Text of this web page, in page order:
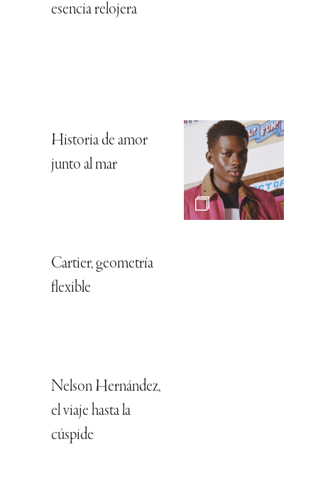
esencia relojera
Historia de amor
junto al mar
Cartier, geometría
flexible
Nelson Hernández,
el viaje hasta la
cúspide